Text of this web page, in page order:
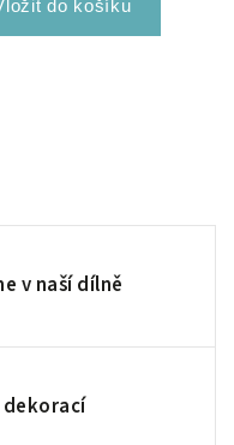
v naší dílně
dekorací